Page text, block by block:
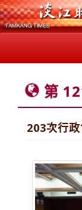
第
203次行